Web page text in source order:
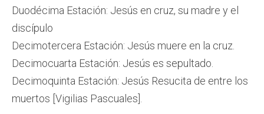
Duodécima Estación: Jesús en cruz, su madre y el
discípulo
Decimotercera Estación: Jesús muere en la cruz.
Decimocuarta Estación: Jesús es sepultado.
Decimoquinta Estación: Jesús Resucita de entre los
muertos [Vigilias Pascuales].